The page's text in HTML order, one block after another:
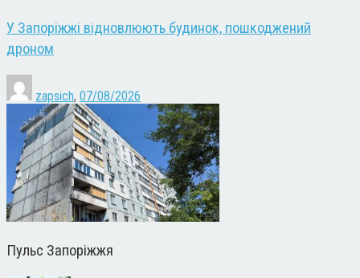
У Запоріжжі відновлюють будинок, пошкоджений
дроном
zapsich, 07/08/2026
Пульс Запоріжжя